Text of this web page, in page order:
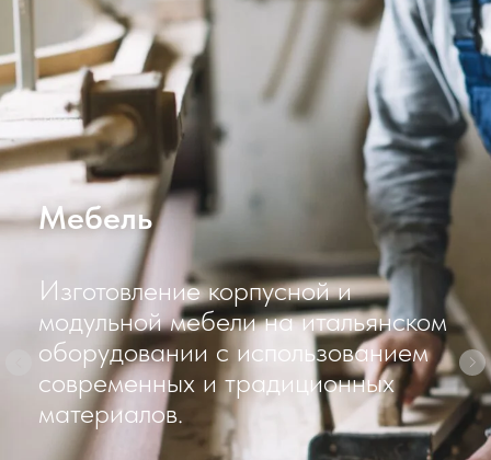
Швейная продукция
Широкий ассортимент
спецодежды, постельных
принадлежностей, мягкого
инвентаря.